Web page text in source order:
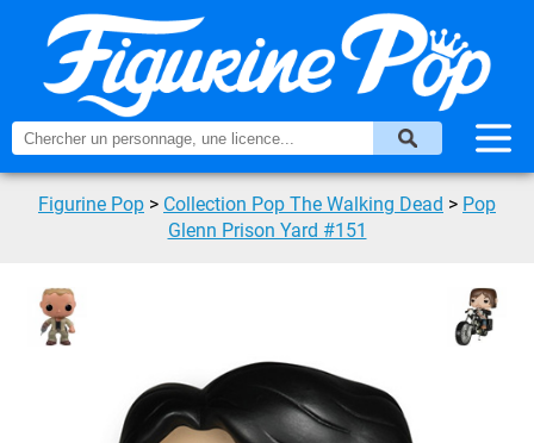
Figurine Pop > Collection Pop The Walking Dead > Pop
Glenn Prison Yard #151